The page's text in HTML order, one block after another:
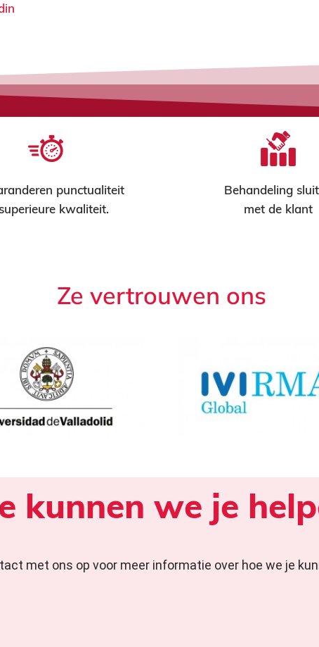
punctualiteit
kwaliteit.
Behandeling
met de klant
Ze vertrouwen ons
kunnen we je
met ons op voor meer informatie over hoe we je